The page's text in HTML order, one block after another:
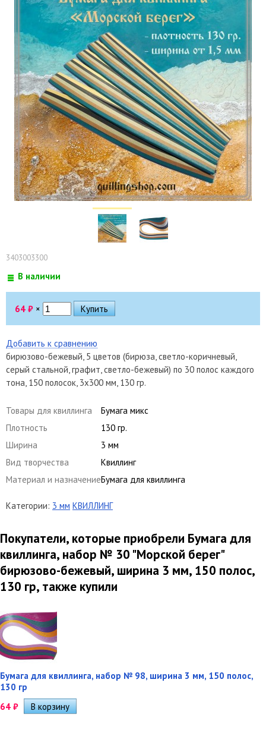
3403003300
В наличии
64 ₽ ×
Добавить к сравнению
бирюзово-бежевый, 5 цветов (бирюза, светло-коричневый,
серый стальной, графит, светло-бежевый) по 30 полос каждого
тона, 150 полосок, 3х300 мм, 130 гр.
Товары для квиллинга
Бумага микс
Плотность
130 гр.
Ширина
3 мм
Вид творчества
Квиллинг
Материал и назначениеБумага для квиллинга
Категории: 3 мм КВИЛЛИНГ
Покупатели, которые приобрели Бумага для
квиллинга, набор № 30 "Морской берег"
бирюзово-бежевый, ширина 3 мм, 150 полос,
130 гр, также купили
Бумага для квиллинга, набор № 98, ширина 3 мм, 150 полос,
130 гр
64 ₽